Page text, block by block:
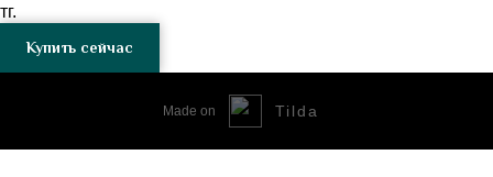
тг.
Купить сейчас
Made on Tilda